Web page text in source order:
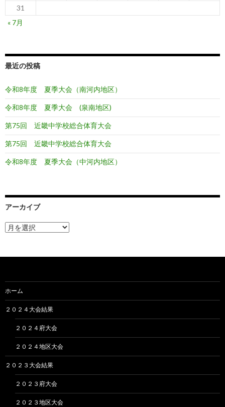
31
« 7月
最近の投稿
令和8年度 夏季大会（南河内地区）
令和8年度 夏季大会 (泉南地区)
第75回 近畿中学校総合体育大会
第75回 近畿中学校総合体育大会
令和8年度 夏季大会（中河内地区）
アーカイブ
ア
ー
ホーム
２０２４大会結果
２０２４府大会
２０２４地区大会
２０２３大会結果
２０２３府大会
２０２３地区大会